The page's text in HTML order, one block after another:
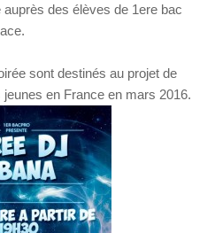
des élèves de 1ere bac
sont destinés au projet de
en France en mars 2016.